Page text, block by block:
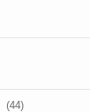
(44)